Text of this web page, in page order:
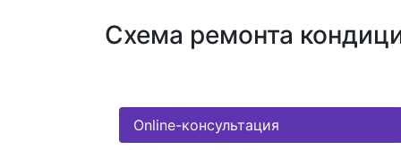
Схема ремонта
Online-консультация